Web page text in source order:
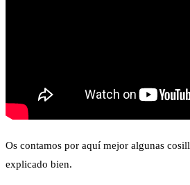
Os contamos por aquí mejor algunas
explicado bien.